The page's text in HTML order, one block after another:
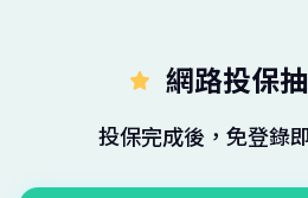
網路投保
投保完成後，免登錄